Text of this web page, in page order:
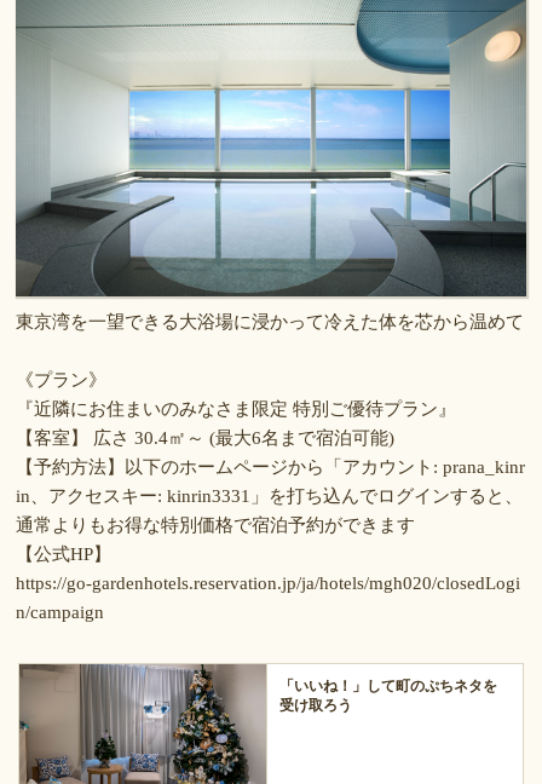
東京湾を一望できる大浴場に浸かって冷えた体を芯から温めて
《プラン》
『近隣にお住まいのみなさま限定 特別ご優待プラン』
【客室】 広さ 30.4㎡～ (最大6名まで宿泊可能)
【予約方法】以下のホームページから「アカウント: prana_kinr
in、アクセスキー: kinrin3331」を打ち込んでログインすると、
通常よりもお得な特別価格で宿泊予約ができます
【公式HP】
https://go-gardenhotels.reservation.jp/ja/hotels/mgh020/closedLogi
n/campaign
「いいね！」して町のぷちネタを
受け取ろう